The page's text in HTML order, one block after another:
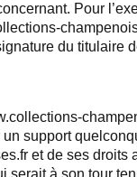
Pour
du titulaire
support
et de ses droits
serait à son tour